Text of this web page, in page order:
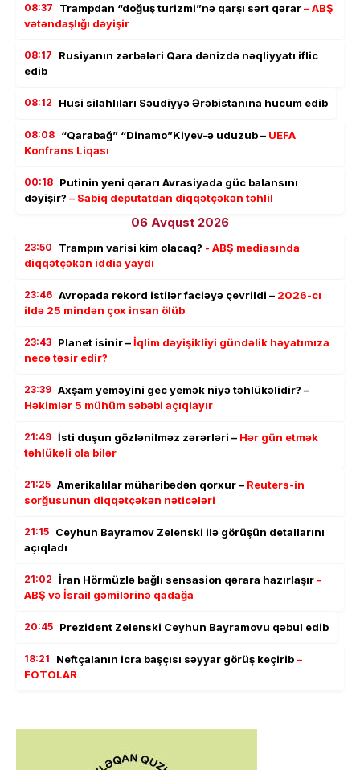
08:37 Trampdan “doğuş turizmi”nə qarşı sərt qərar– ABŞ
vətəndaşlığı dəyişir
08:17
Rusiyanın zərbələri Qara dənizdə nəqliyyatı iflic
edib
08:12 Husi silahlıları Səudiyyə Ərəbistanına hucum edib
08:08 “Qarabağ” “Dinamo”Kiyev-ə uduzub – UEFA
Konfrans Liqası
00:18 Putinin yeni qərarı Avrasiyada güc balansını
dəyişir? – Sabiq deputatdan diqqətçəkən təhlil
06 Avqust 2026
23:50 Trampın varisi kim olacaq? - ABŞ mediasında
diqqətçəkən iddia yaydı
23:46 Avropada rekord istilər faciəyə çevrildi – 2026-cı
ildə 25 mindən çox insan ölüb
23:43 Planet isinir –İqlim dəyişikliyi gündəlik həyatımıza
necə təsir edir?
23:39 Axşam yeməyini gec yemək niyə təhlükəlidir? –
Həkimlər 5 mühüm səbəbi açıqlayır
21:49 İsti duşun gözlənilməz zərərləri – Hər gün etmək
təhlükəli ola bilər
21:25 Amerikalılar müharibədən qorxur – Reuters-in
sorğusunun diqqətçəkən nəticələri
21:15 Ceyhun Bayramov Zelenski ilə görüşün detallarını
açıqladı
21:02 İran Hörmüzlə bağlı sensasion qərara hazırlaşır -
ABŞ və İsrail gəmilərinə qadağa
20:45 Prezident Zelenski Ceyhun Bayramovu qəbul edib
18:21 Neftçalanın icra başçısı səyyar görüş keçirib–
FOTOLAR